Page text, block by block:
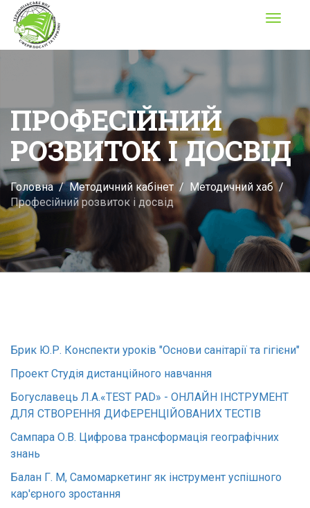
Toggle
ПРОФЕСІЙНИЙ
РОЗВИТОК І ДОСВІД
Головна Методичний кабінет
Методичний хаб
Професійний розвиток і досвід
Брик Ю.Р. Конспекти уроків "Основи санітарії та гігієни"
Проект Студія дистанційного навчання
Богуславець Л.А.«TEST PAD» - ОНЛАЙН ІНСТРУМЕНТ
ДЛЯ СТВОРЕННЯ ДИФЕРЕНЦІЙОВАНИХ ТЕСТІВ
Сампара О.В. Цифрова трансформація географічних
знань
Балан Г. М, Самомаркетинг як інструмент успішного
кар'єрного зростання